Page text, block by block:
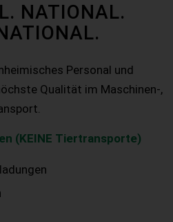
NATIONAL.
Personal und
Qualität im Maschinen-,
(KEINE Tiertransporte)